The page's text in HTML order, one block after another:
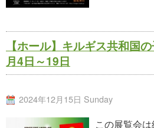
【ホール】キルギス共和国
月4日～19日
2024年12月15日 Sunday
この展覧会は